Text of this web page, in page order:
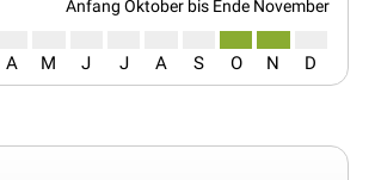
Anfang Oktober bis Ende November
A M J J A S O N D